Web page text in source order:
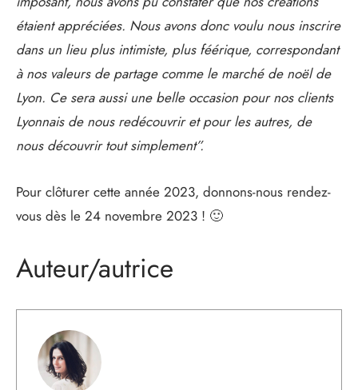
étaient appréciées. Nous avons donc voulu nous inscrire
dans un lieu plus intimiste, plus féérique, correspondant
à nos valeurs de partage comme le marché de noël de
Lyon. Ce sera aussi une belle occasion pour nos clients
Lyonnais de nous redécouvrir et pour les autres, de
nous découvrir tout simplement”.
Pour clôturer cette année 2023, donnons-nous rendez-
vous dès le 24 novembre 2023 ! 🙂
Auteur/autrice